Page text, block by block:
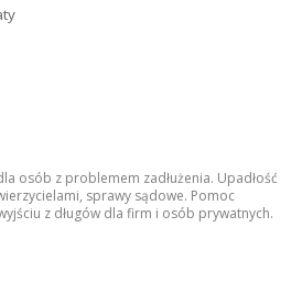
osób z problemem zadłużenia. Upadłość
sprawy sądowe. Pomoc
z długów dla firm i osób prywatnych.